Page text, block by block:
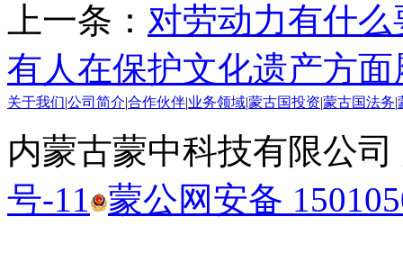
上一条： 对劳动力有什
有人在保护文化遗产方
关于我们 公司简介 合作伙伴 业务领域 蒙古国投资 蒙古国法务
内蒙古蒙中科技有限公
号-11 蒙公网安备